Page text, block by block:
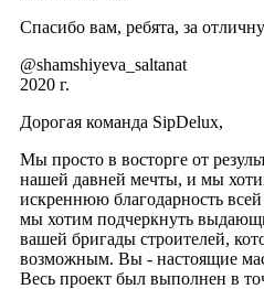
Спасибо вам, ребята, за
@shamshiyeva_saltanat
2020 г.
Дорогая команда SipDelux,
Мы просто в восторге от
нашей давней мечты, и мы
искреннюю благодарность
мы хотим подчеркнуть
вашей бригады строителей,
возможным. Вы - настоящие
Весь проект был выполнен в